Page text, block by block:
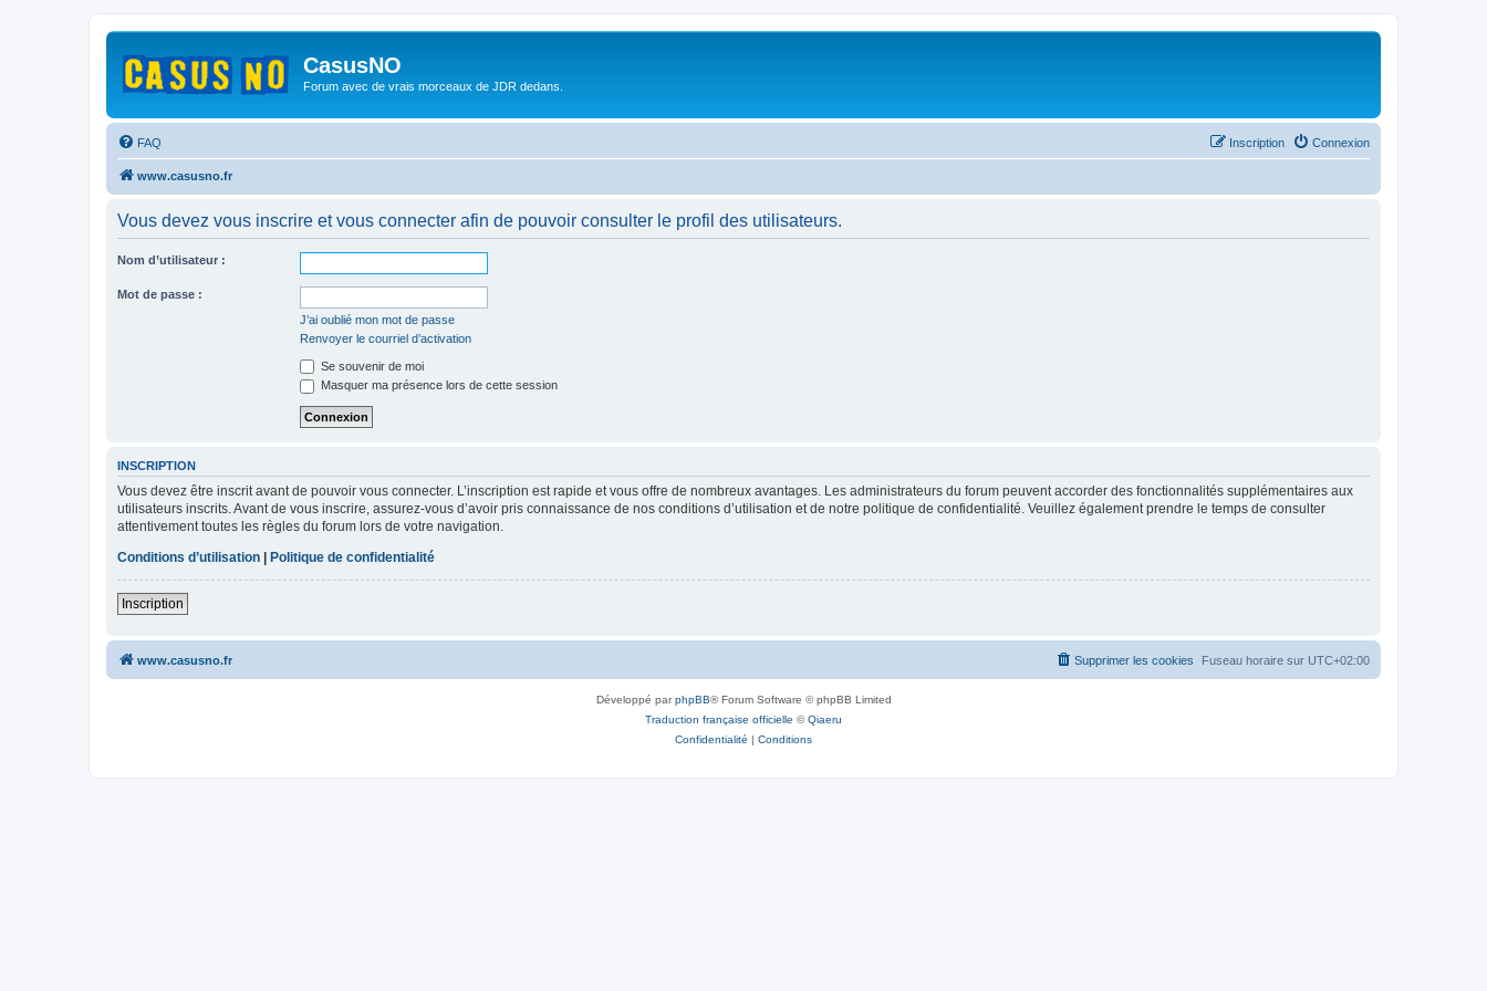
CasusNO
Forum avec de vrais morceaux de JDR dedans.
FAQ Connexion
Inscription
www.casusno.fr
Vous devez vous inscrire et vous connecter afin de pouvoir consulter le profil des utilisateurs.
Nom d’utilisateur :
Mot de passe :
J’ai oublié mon mot de passe
Renvoyer le courriel d’activation
Se souvenir de moi
Masquer ma présence lors de cette session
INSCRIPTION
Vous devez être inscrit avant de pouvoir vous connecter. L’inscription est rapide et vous offre de nombreux avantages. Les administrateurs du forum peuvent accorder des fonctionnalités supplémentaires aux
utilisateurs inscrits. Avant de vous inscrire, assurez-vous d’avoir pris connaissance de nos conditions d’utilisation et de notre politique de confidentialité. Veuillez également prendre le temps de consulter
attentivement toutes les règles du forum lors de votre navigation.
Conditions d’utilisation
Politique de confidentialité
Inscription
www.casusno.fr Fuseau horaire sur UTC+02:00
Supprimer les cookies
Développé parphpBB® Forum Software © phpBB Limited
Traduction française officielle ©Qiaeru
Confidentialité | Conditions